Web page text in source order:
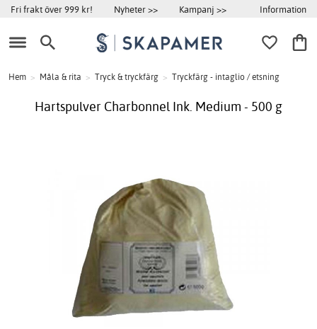
Fri frakt över 999 kr! Nyheter >> Kampanj >> Information
Hem > Måla & rita > Tryck & tryckfärg > Tryckfärg - intaglio / etsning
Hartspulver Charbonnel Ink. Medium - 500 g